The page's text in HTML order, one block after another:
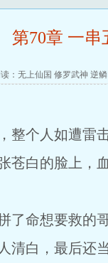
第70章 一串
： 无上仙国 修罗武神 逆鳞
整个人如遭雷击
苍白的脸上，
了命想要救的
清白，最后还